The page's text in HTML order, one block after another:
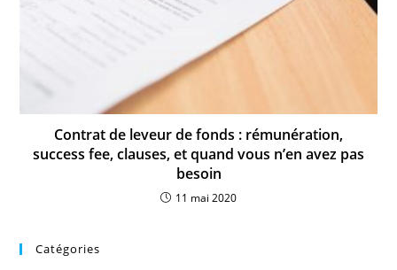
Contrat de leveur de fonds : rémunération,
success fee, clauses, et quand vous n’en avez pas
besoin
11 mai 2020
Catégories